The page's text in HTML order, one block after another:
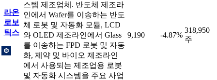
라온
로보
틱스
스템 제조업체. 반도체 제조라
인에서 Wafer를 이송하는 반도
체 로봇 및 자동화 모듈, LCD
와 OLED 제조라인에서 Glass
를 이송하는 FPD 로봇 및 자동
화, 제약 및 바이오 제조라인
에서 사용되는 제조업용 로봇
및 자동화 시스템을 주요 사업
9,190 -4.87%
318,950
주